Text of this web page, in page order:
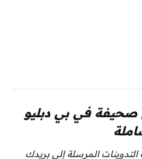
صحيفة في بي دبليو
المرسلة إلى بريدك